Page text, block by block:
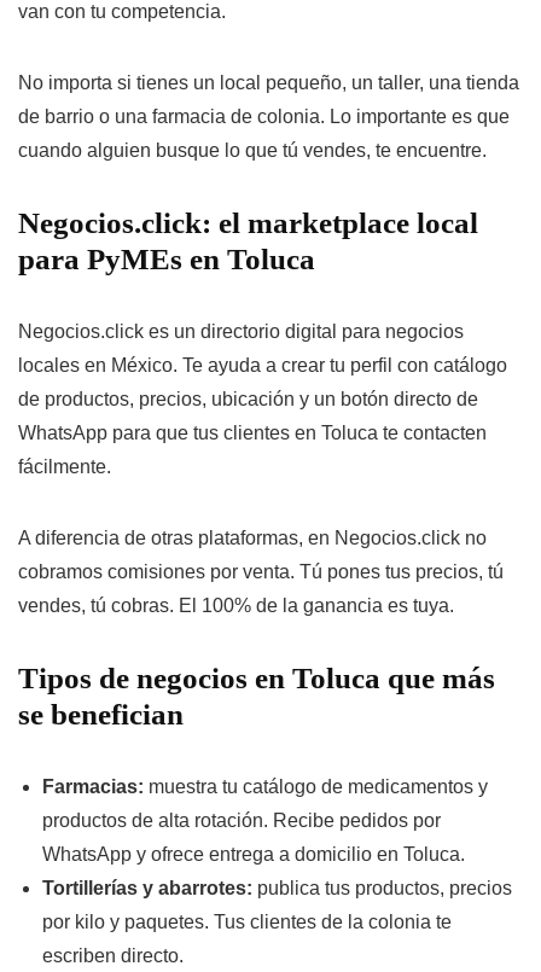
van con tu competencia.
No importa si tienes un local pequeño, un taller, una tienda
de barrio o una farmacia de colonia. Lo importante es que
cuando alguien busque lo que tú vendes, te encuentre.
Negocios.click: el marketplace local
para PyMEs en Toluca
Negocios.click es un directorio digital para negocios
locales en México. Te ayuda a crear tu perfil con catálogo
de productos, precios, ubicación y un botón directo de
WhatsApp para que tus clientes en Toluca te contacten
fácilmente.
A diferencia de otras plataformas, en Negocios.click no
cobramos comisiones por venta. Tú pones tus precios, tú
vendes, tú cobras. El 100% de la ganancia es tuya.
Tipos de negocios en Toluca que más
se benefician
Farmacias: muestra tu catálogo de medicamentos y
productos de alta rotación. Recibe pedidos por
WhatsApp y ofrece entrega a domicilio en Toluca.
Tortillerías y abarrotes: publica tus productos, precios
por kilo y paquetes. Tus clientes de la colonia te
escriben directo.